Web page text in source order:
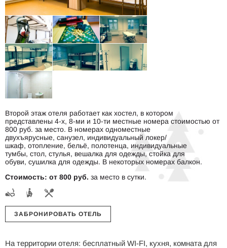
Второй этаж отеля работает как хостел, в котором
представлены 4-х, 8-ми и 10-ти местные номера стоимостью от
800 руб. за место. В номерах одноместные
двухъярусные, санузел, индивидуальный локер/
шкаф, отопление, бельё, полотенца, индивидуальные
тумбы, стол, стулья, вешалка для одежды, стойка для
обуви, сушилка для одежды. В некоторых номерах балкон.
Стоимость: от 800 руб. за место в сутки.
ЗАБРОНИРОВАТЬ ОТЕЛЬ
На территории отеля: бесплатный WI-FI, кухня, комната для